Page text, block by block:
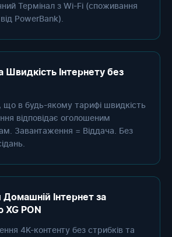
Термінал з Wi-Fi (споживання
PowerBank).
Швидкість Інтернету без
в будь-якому тарифі швидкість
відповідає оголошеним
Завантаження = Віддача. Без
Домашній Інтернет за
XG PON
4K-контенту без стрибків та